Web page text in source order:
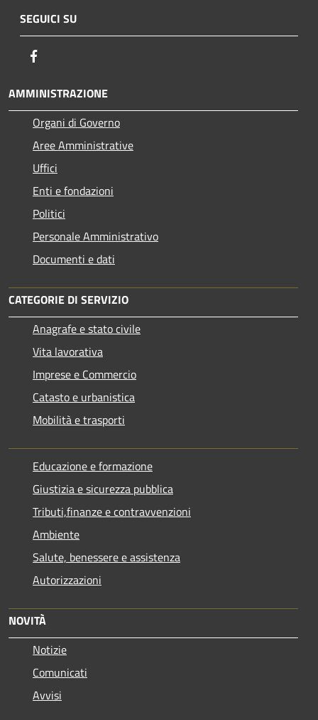
SEGUICI SU
AMMINISTRAZIONE
Organi di Governo
Aree Amministrative
Uffici
Enti e fondazioni
Politici
Personale Amministrativo
Documenti e dati
CATEGORIE DI SERVIZIO
Anagrafe e stato civile
Vita lavorativa
Imprese e Commercio
Catasto e urbanistica
Mobilità e trasporti
Educazione e formazione
Giustizia e sicurezza pubblica
Tributi,finanze e contravvenzioni
Ambiente
Salute, benessere e assistenza
Autorizzazioni
NOVITÀ
Notizie
Comunicati
Avvisi